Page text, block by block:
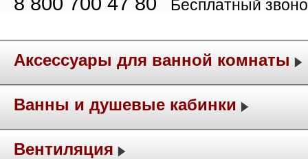
Бесплатный
Аксессуары для ванной комнаты
Ванны и душевые кабинки
Вентиляция